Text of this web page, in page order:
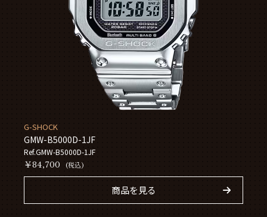
G-SHOCK
GMW-B5000D-1JF
Ref.GMW-B5000D-1JF
￥84,700 (税込)
商品を見る